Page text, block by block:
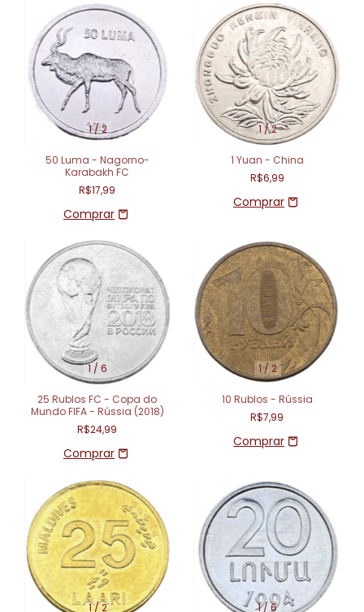
1/2
50 Luma - Nagorno-
Karabakh FC
R$17,99
1/2
1 Yuan - China
R$6,99
1 / 6
25 Rublos FC - Copa do
Mundo FIFA - Rússia (2018)
R$24,99
1/2
10 Rublos - Rússia
R$7,99
1/2 1/6